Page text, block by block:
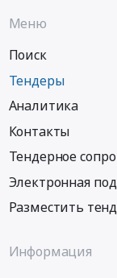
Меню
Поиск
Тендеры
Аналитика
Контакты
Тендерное
Электронная
Разместить
Информация